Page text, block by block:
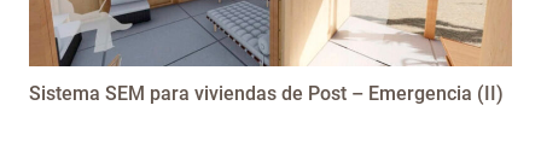
Sistema SEM para viviendas de Post – Emergencia (II)